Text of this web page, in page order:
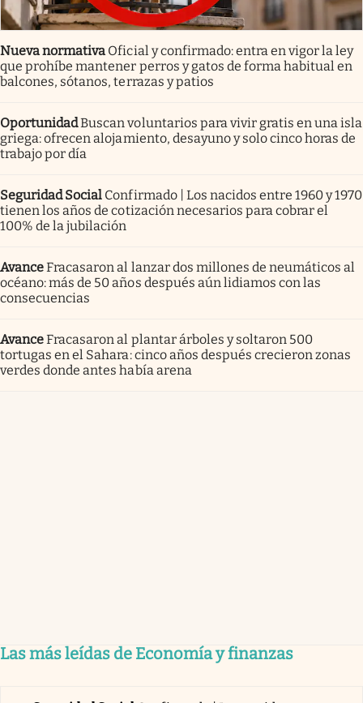
Nueva normativa Oficial y confirmado: entra en vigor la ley
que prohíbe mantener perros y gatos de forma habitual en
balcones, sótanos, terrazas y patios
OportunidadBuscan voluntarios para vivir gratis en una isla
griega: ofrecen alojamiento, desayuno y solo cinco horas de
trabajo por día
Seguridad Social Confirmado | Los nacidos entre 1960 y 1970
tienen los años de cotización necesarios para cobrar el
100% de la jubilación
AvanceFracasaron al lanzar dos millones de neumáticos al
océano: más de 50 años después aún lidiamos con las
consecuencias
AvanceFracasaron al plantar árboles y soltaron 500
tortugas en el Sahara: cinco años después crecieron zonas
verdes donde antes había arena
Las más leídas de Economía y finanzas